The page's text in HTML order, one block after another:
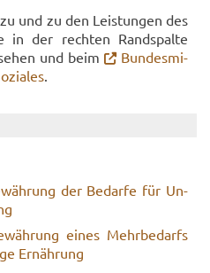
und zu den Leis­tun­gen des
in der rech­ten Rand­spal­te
und beim
Bun­des­mi­
der Be­dar­fe für Un­
eines Mehr­be­darfs
Er­näh­rung